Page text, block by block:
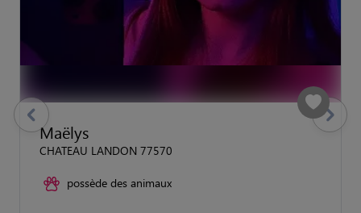
Maëlys
CHATEAU LANDON 77570
possède des animaux
previous Suivant